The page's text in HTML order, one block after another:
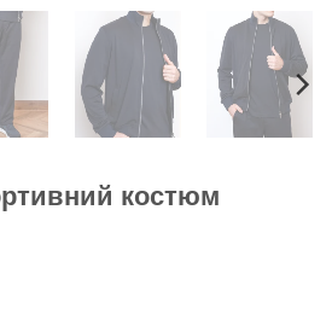
костюм